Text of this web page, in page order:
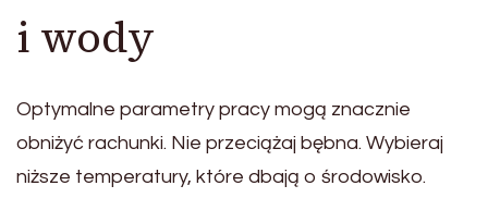
i wody
Optymalne parametry pracy mogą znacznie
obniżyć rachunki. Nie przeciążaj bębna. Wybieraj
niższe temperatury, które dbają o środowisko.